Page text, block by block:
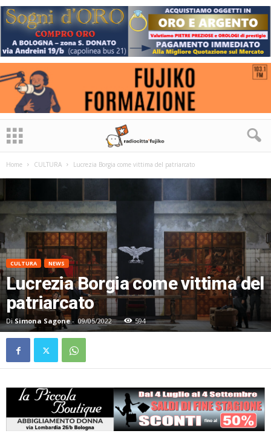
Home CULTURA Lucrezia Borgia come vittima del patriarcato
CULTURA NEWS
Lucrezia Borgia come vittima del
patriarcato
Di Simona Sagone- 09/05/2022 594